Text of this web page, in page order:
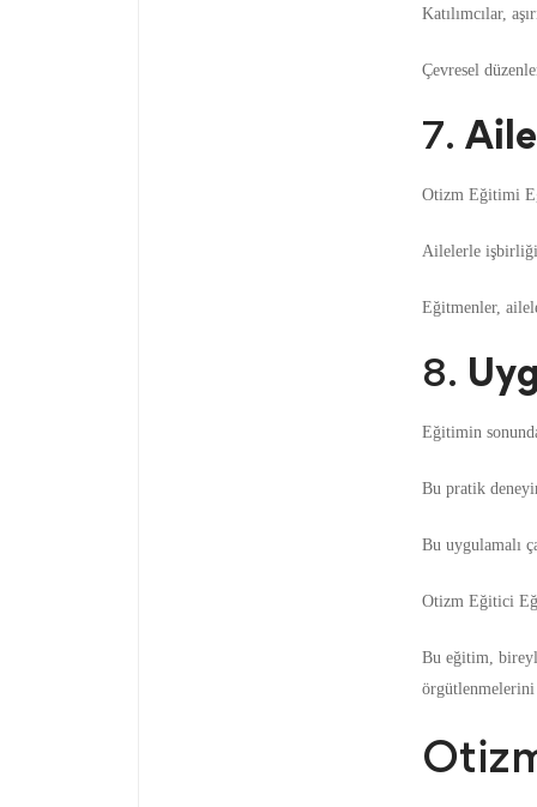
Katılımcılar,
Çevresel
7.
Otizm Eğitimi
Ailelerle işbirliği
Eğitmenler,
8.
Eğitimin
Bu pratik
Bu uygulamalı
Otizm Eğitici
Bu eğitim,
örgütlenmelerini